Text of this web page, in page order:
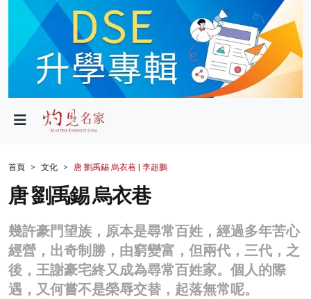
政局
財經
生活
商業
科技
首頁 文化 唐 劉禹錫 烏衣巷 | 李超鵬
唐 劉禹錫 烏衣巷
幾許豪門望族，原本是尋常百姓，經過多年苦心
經營，出奇制勝，由窮變富，但兩代，三代，之
後，王謝豪宅終又成為尋常百姓家。個人的際
遇，又何嘗不是榮辱交替，起落無常呢。